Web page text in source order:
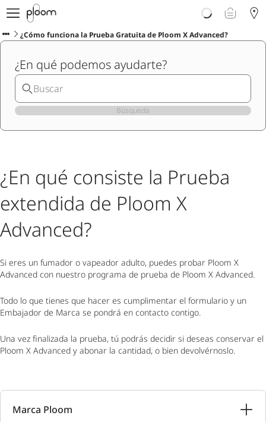
Descubre Ploom AURA
Tienda
Ploom Club
Blog
Ayuda y soporte
Localiza tu tienda
ISLAS CANARIAS
¿Cómo funciona la Prueba Gratuita de Ploom X Advanced?
¿En qué podemos ayudarte?
Búsqueda
¿En qué consiste la Prueba
extendida de Ploom X
Advanced?
Si eres un fumador o vapeador adulto, puedes probar Ploom X
Advanced con nuestro programa de prueba de Ploom X Advanced.
Todo lo que tienes que hacer es cumplimentar el formulario y un
Embajador de Marca se pondrá en contacto contigo.
Una vez finalizada la prueba, tú podrás decidir si deseas conservar el
Ploom X Advanced y abonar la cantidad, o bien devolvérnoslo.
Marca Ploom